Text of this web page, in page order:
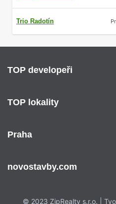
Trio Radotín
TOP developeři
TOP lokality
Praha
novostavby.com
© 2023 ZipRealty s.r.o. |